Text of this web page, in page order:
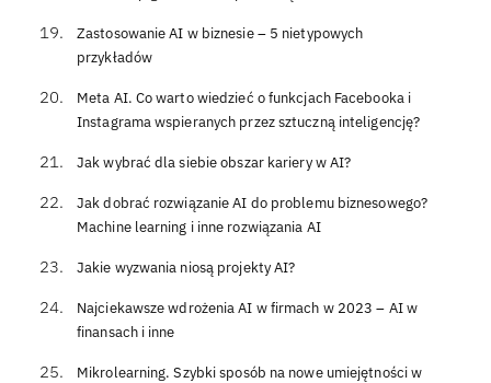
Zastosowanie AI w biznesie – 5 nietypowych
przykładów
Meta AI. Co warto wiedzieć o funkcjach Facebooka i
Instagrama wspieranych przez sztuczną inteligencję?
Jak wybrać dla siebie obszar kariery w AI?
Jak dobrać rozwiązanie AI do problemu biznesowego?
Machine learning i inne rozwiązania AI
Jakie wyzwania niosą projekty AI?
Najciekawsze wdrożenia AI w firmach w 2023 – AI w
finansach i inne
Mikrolearning. Szybki sposób na nowe umiejętności w